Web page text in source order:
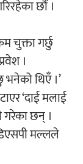
शीर्ष गीत
छौं ।
चुक्ता गर्छु
।
थिएँ ।’
‘दाई मलाई
गरेका छन् ।
मल्लले